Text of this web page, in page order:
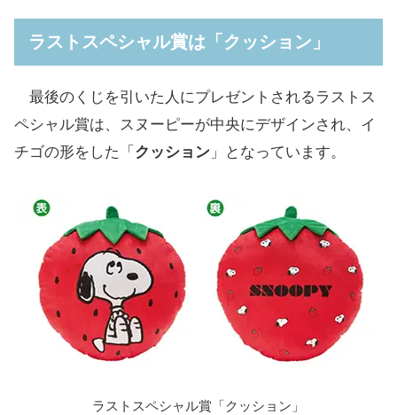
ラストスペシャル賞は「クッション」
最後のくじを引いた人にプレゼントされるラストス
ペシャル賞は、スヌーピーが中央にデザインされ、イ
チゴの形をした「 クッション 」となっています。
ラストスペシャル賞「クッション」